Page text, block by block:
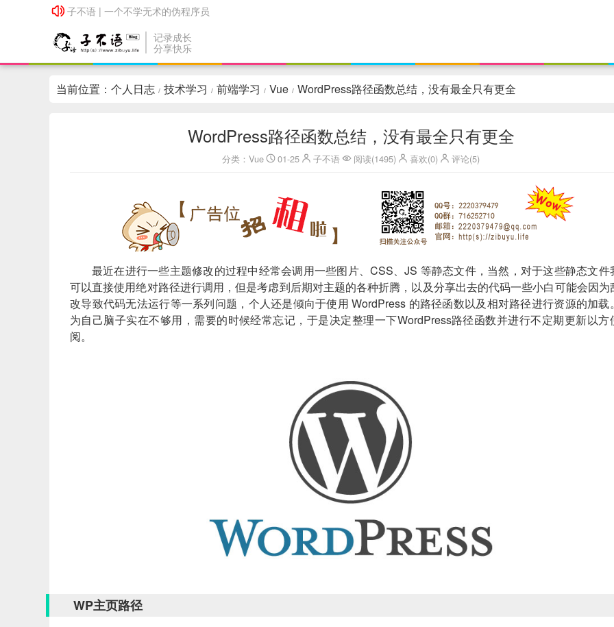
子不语 | 一个不学无术的伪程序员
记录成长
分享快乐
当前位置： 个人日志 / 技术学习 / 前端学习 / Vue / WordPress路径函数总结，没有最全只有更全
WordPress路径函数总结，没有最全只有更全
分类： Vue 01-25 子不语 阅读(1495) 喜欢(0) 评论(5)
最近在进行一些主题修改的过程中经常会调用一些图片、CSS、JS 等静态文件，当然，对于这些静态文件
可以直接使用绝对路径进行调用，但是考虑到后期对主题的各种折腾，以及分享出去的代码一些小白可能会因为
改导致代码无法运行等一系列问题，个人还是倾向于使用 WordPress 的路径函数以及相对路径进行资源的加载
为自己脑子实在不够用，需要的时候经常忘记，于是决定整理一下WordPress路径函数并进行不定期更新以方
阅。
WP主页路径